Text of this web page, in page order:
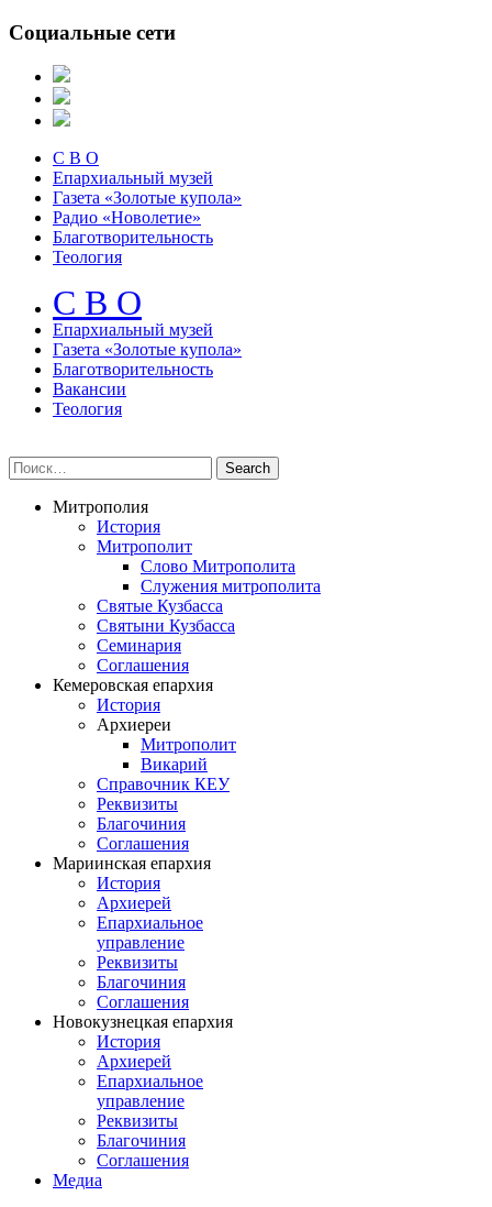
Социальные сети
С В О
Епархиальный музей
Газета «Золотые купола»
Радио «Новолетие»
Благотворительность
Теология
С В О
Епархиальный музeй
Газета «Золотые купола»
Благотворительность
Вакансии
Теология
Митрополия
История
Митрополит
Слово Митрополита
Служения митрополита
Святые Кузбасса
Святыни Кузбасса
Семинария
Соглашения
Кемеровская епархия
История
Архиереи
Митрополит
Викарий
Справочник КЕУ
Реквизиты
Благочиния
Соглашения
Мариинская епархия
История
Архиерей
Епархиальное
управление
Реквизиты
Благочиния
Соглашения
Новокузнецкая епархия
История
Архиерей
Епархиальное
управление
Реквизиты
Благочиния
Соглашения
Медиа